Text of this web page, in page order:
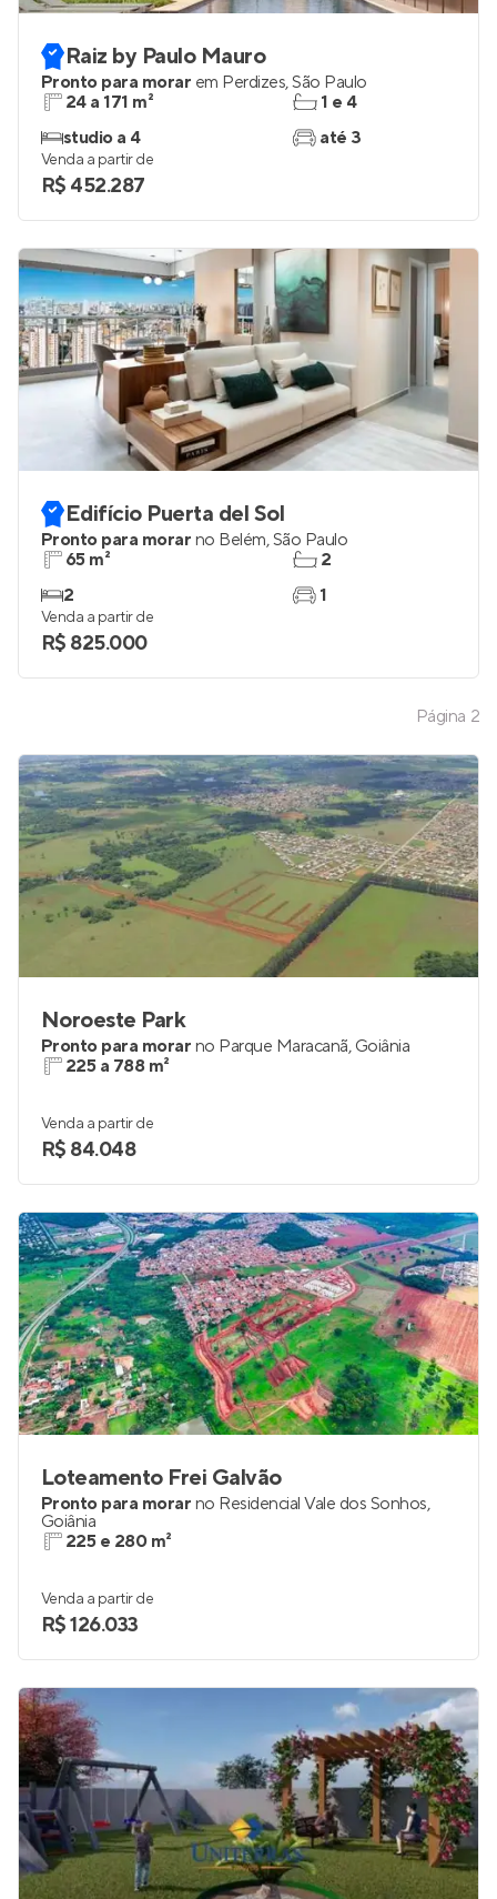
Página 2
Raiz by Paulo Mauro
Pronto para morar em Perdizes,São Paulo
24 a 171 m²
studio a 4
1 e 4
até 3
Venda a partir de
R$ 452.287
Edifício Puerta del Sol
Pronto para morar no Belém,São Paulo
65 m²
2
2
1
Venda a partir de
R$ 825.000
Noroeste Park
Pronto para morar no Parque Maracanã, Goiânia
225 a 788 m²
Venda a partir de
R$ 84.048
Loteamento Frei Galvão
Pronto para morar no Residencial Vale dos Sonhos,
Goiânia
225 e 280 m²
Venda a partir de
R$ 126.033